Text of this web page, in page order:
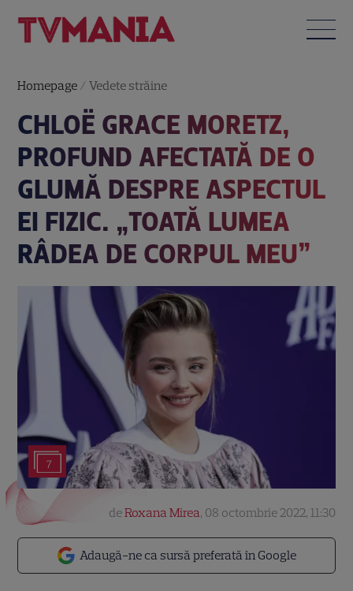
Homepage /Vedete străine
CHLOË GRACE MORETZ,
PROFUND AFECTATĂ DE O
GLUMĂ DESPRE ASPECTUL
EI FIZIC. „TOATĂ LUMEA
RÂDEA DE CORPUL MEU”
7
Adaugă-ne ca sursă preferată în Google
deRoxana Mirea, 08 octombrie 2022, 11:30